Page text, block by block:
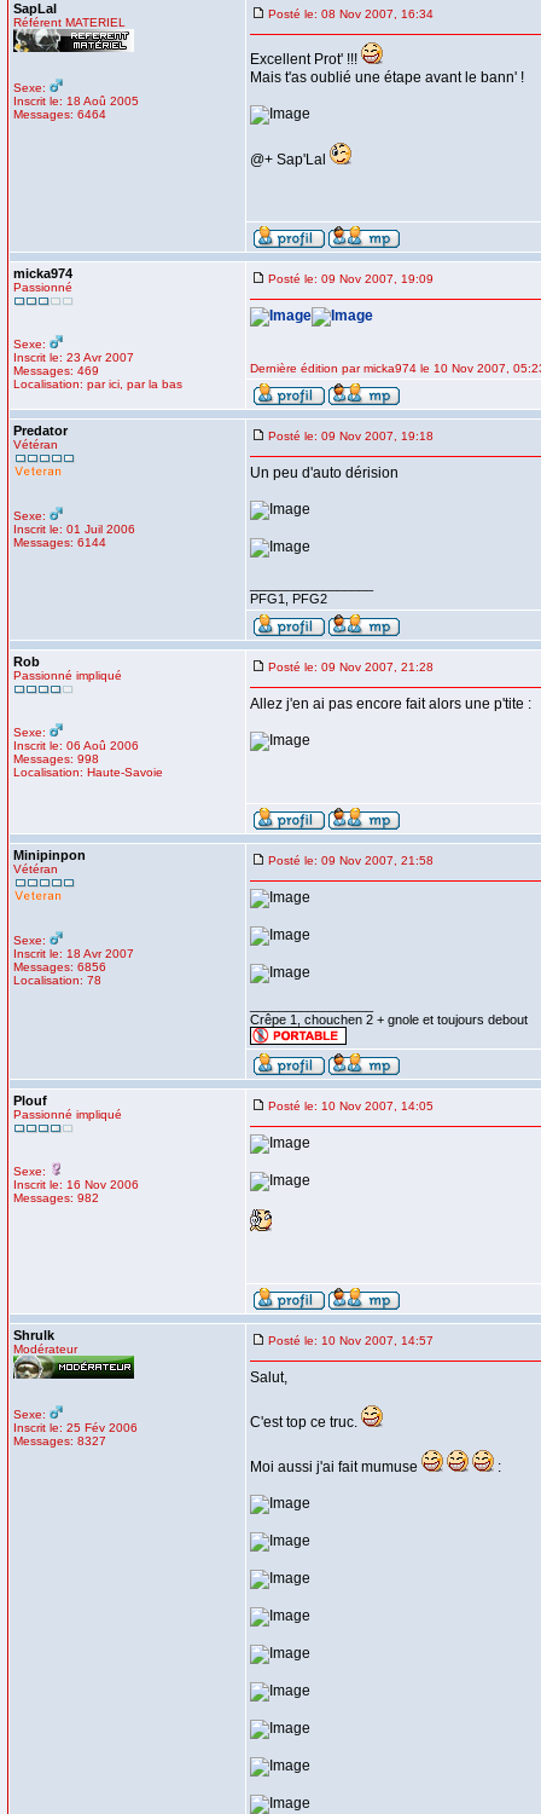
SapLal
Référent MATERIEL
Sexe:
Inscrit le: 18 Aoû 2005
Messages: 6464
Posté le: 08 Nov 2007, 16:34
Excellent Prot' !!!
Mais t'as oublié une étape avant le bann' !
@+ Sap'Lal
micka974
Passionné
Sexe:
Inscrit le: 23 Avr 2007
Messages: 469
Localisation: par ici, par la bas
Posté le: 09 Nov 2007, 19:09
Dernière édition par micka974 le 10 Nov 2007,
Predator
Vétéran
Sexe:
Inscrit le: 01 Juil 2006
Messages: 6144
Posté le: 09 Nov 2007, 19:18
Un peu d'auto dérision
PFG1, PFG2
Rob
Passionné impliqué
Sexe:
Inscrit le: 06 Aoû 2006
Messages: 998
Localisation: Haute-Savoie
Posté le: 09 Nov 2007, 21:28
Allez j'en ai pas encore fait alors une p'tite :
Minipinpon
Vétéran
Sexe:
Inscrit le: 18 Avr 2007
Messages: 6856
Localisation: 78
Posté le: 09 Nov 2007, 21:58
Crêpe 1, chouchen 2 + gnole et toujours debout
Plouf
Passionné impliqué
Sexe:
Inscrit le: 16 Nov 2006
Messages: 982
Posté le: 10 Nov 2007, 14:05
Shrulk
Modérateur
Sexe:
Inscrit le: 25 Fév 2006
Messages: 8327
Posté le: 10 Nov 2007, 14:57
Salut,
C'est top ce truc.
Moi aussi j'ai fait mumuse :